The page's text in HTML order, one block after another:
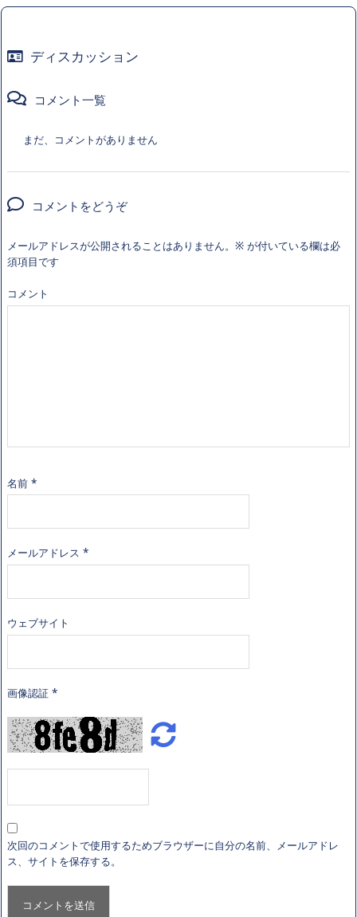
ディスカッション
コメント一覧
まだ、コメントがありません
コメントをどうぞ
メールアドレスが公開されることはありません。 ※ が付いている欄は必
須項目です
コメント
名前 *
メールアドレス *
ウェブサイト
画像認証 *
次回のコメントで使用するためブラウザーに自分の名前、メールアドレ
ス、サイトを保存する。